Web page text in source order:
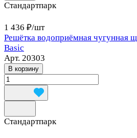
Стандартпарк
1 436 ₽/шт
Решётка водоприёмная чугунная
Basic
Арт. 20303
В корзину
Стандартпарк